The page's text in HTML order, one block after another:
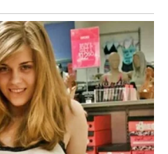
ali uz savet da budete
žuriti – birajte ono što vam